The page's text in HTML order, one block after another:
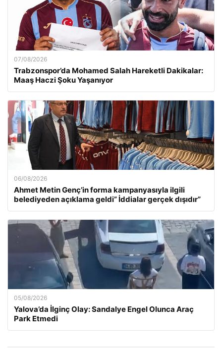
07/08/2026
Trabzonspor’da Mohamed Salah Hareketli Dakikalar:
Maaş Haczi Şoku Yaşanıyor
06/08/2026
Ahmet Metin Genç’in forma kampanyasıyla ilgili
belediyeden açıklama geldi” İddialar gerçek dışıdır”
05/08/2026
Yalova’da İlginç Olay: Sandalye Engel Olunca Araç
Park Etmedi